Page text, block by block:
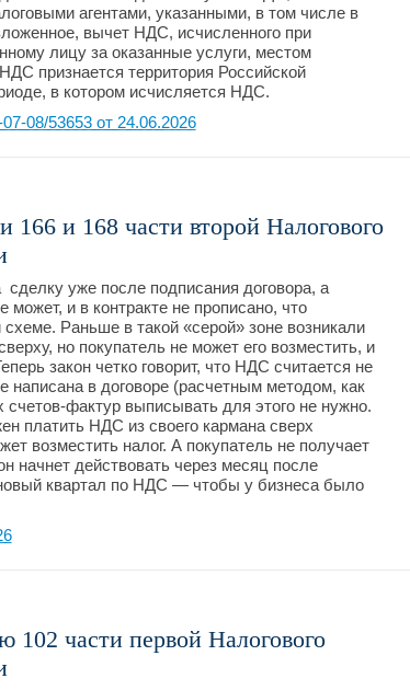
агентами, указанными, в том числе в
вычет НДС, исчисленного при
лицу за оказанные услуги, местом
признается территория Российской
в котором исчисляется НДС.
08/53653 от 24.06.2026
166 и 168 части второй Налогового
уже после подписания договора, а
может, и в контракте не прописано, что
Раньше в такой «серой» зоне возникали
но покупатель не может его возместить, и
закон четко говорит, что НДС считается не
написана в договоре (расчетным методом, как
фактур выписывать для этого не нужно.
платить НДС из своего кармана сверх
возместить налог. А покупатель не получает
начнет действовать через месяц после
квартал по НДС — чтобы у бизнеса было
102 части первой Налогового